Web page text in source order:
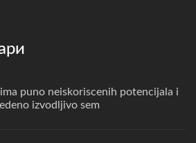
puno neiskoriscenih potencijala i
izvodljivo sem